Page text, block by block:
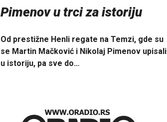
Pimenov u trci za istoriju
Od prestižne Henli regate na Temzi, gde su
se Martin Mačković i Nikolaj Pimenov upisali
u istoriju, pa sve do…